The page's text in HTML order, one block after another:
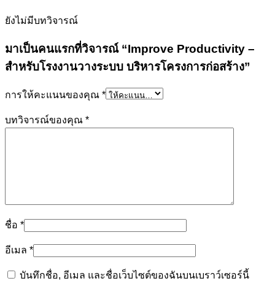
ยังไม่มีบทวิจารณ์
มาเป็นคนแรกที่วิจารณ์ “Improve Productivity –
สำหรับโรงงานวางระบบ บริหารโครงการก่อสร้าง”
การให้คะแนนของคุณ *
บทวิจารณ์ของคุณ *
ชื่อ *
อีเมล *
บันทึกชื่อ, อีเมล และชื่อเว็บไซต์ของฉันบนเบราว์เซอร์นี้